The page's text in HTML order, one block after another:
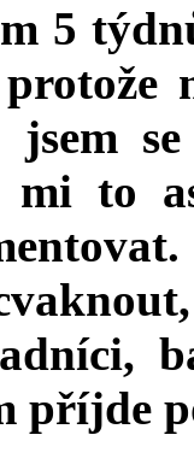
5
jsem
mi to
příjde